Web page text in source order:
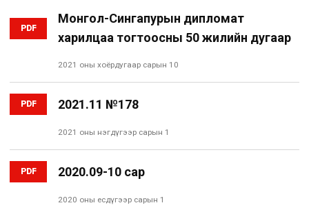
PDF
Монгол-Сингапурын дипломат
харилцаа тогтоосны 50 жилийн дугаар
2021 оны хоёрдугаар сарын 10
PDF 2021.11 №178
2021 оны нэгдүгээр сарын 1
PDF 2020.09-10 сар
2020 оны есдүгээр сарын 1